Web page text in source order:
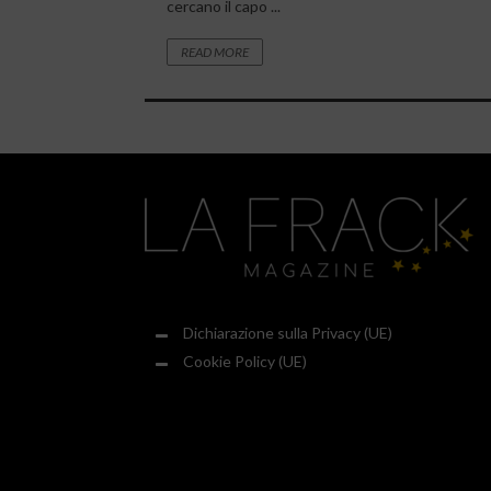
cercano il capo ...
READ MORE
Dichiarazione sulla Privacy (UE)
Cookie Policy (UE)